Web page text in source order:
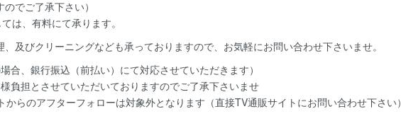
でご了承下さい）
は、有料にて承ります。
及びクリーニングなども承っておりますので、お気軽にお問い合わせ下さいませ。
、銀行振込（前払い）にて対応させていただきます）
負担とさせていただいておりますのでご了承下さいませ
らのアフターフォローは対象外となります（直接TV通販サイトにお問い合わせ下さい）